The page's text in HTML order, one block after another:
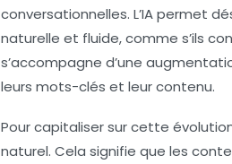
conversationnelles. L’IA permet
naturelle et fluide, comme s’ils
s’accompagne d’une
leurs mots-clés et leur contenu.
Pour capitaliser sur cette
naturel. Cela signifie que les